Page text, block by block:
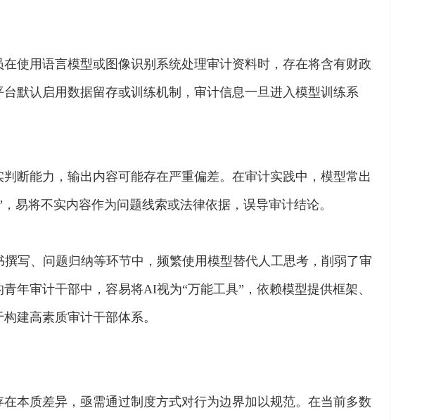
使用语言模型或图像识别系统处理审计资料时，存在将含有财政
默认启用数据留存或训练机制，审计信息一旦进入模型训练系
断能力，输出内容可能存在严重偏差。在审计实践中，模型常出
易将不实内容作为问题线索或法律依据，误导审计结论。
写、问题归纳等环节中，频繁使用模型替代人工思考，削弱了审
年审计干部中，容易将AI视为“万能工具”，依赖模型提供框架、
建高素质审计干部体系。
本质差异，亟需通过制度方式对行为边界加以规范。在当前多数